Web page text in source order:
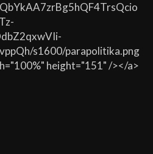
s1600/parapolitika.png
height="151" /></a>